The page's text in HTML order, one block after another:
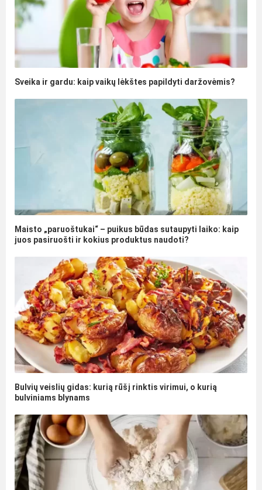
Sveika ir gardu: kaip vaikų lėkštes papildyti daržovėmis?
Maisto „paruoštukai“ – puikus būdas sutaupyti laiko: kaip
juos pasiruošti ir kokius produktus naudoti?
Bulvių veislių gidas: kurią rūšį rinktis virimui, o kurią
bulviniams blynams